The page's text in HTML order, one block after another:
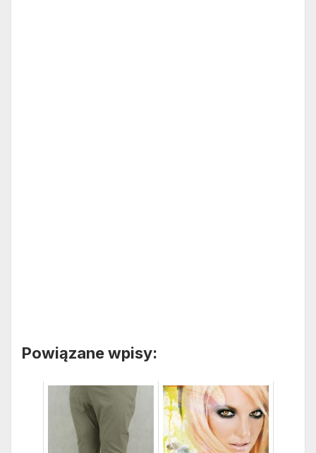
Powiązane wpisy: